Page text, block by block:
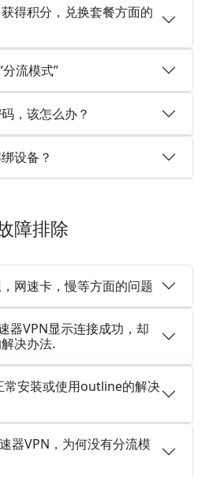
得积分，兑换套餐方面的
流模式”
，该怎么办？
设备？
障排除
网速卡，慢等方面的问题
器VPN显示连接成功，却
决办法.
安装或使用outline的解决
器VPN，为何没有分流模